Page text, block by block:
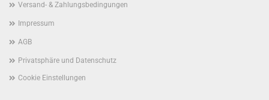
Versand- & Zahlungsbedingungen
Impressum
AGB
Privatsphäre und Datenschutz
Cookie Einstellungen